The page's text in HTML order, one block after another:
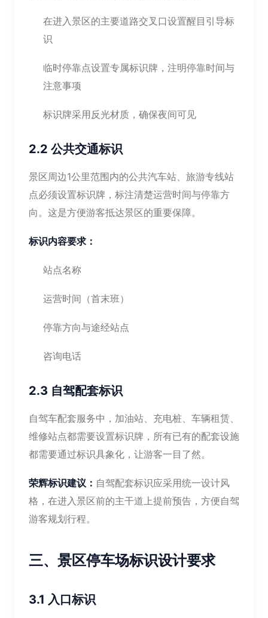
在进入景区的主要道路交叉口设置醒目引导标
识
临时停靠点设置专属标识牌，注明停靠时间与
注意事项
标识牌采用反光材质，确保夜间可见
2.2 公共交通标识
景区周边1公里范围内的公共汽车站、旅游专线站
点必须设置标识牌，标注清楚运营时间与停靠方
向。这是方便游客抵达景区的重要保障。
标识内容要求：
站点名称
运营时间（首末班）
停靠方向与途经站点
咨询电话
2.3 自驾配套标识
自驾车配套服务中，加油站、充电桩、车辆租赁、
维修站点都需要设置标识牌，所有已有的配套设施
都需要通过标识具象化，让游客一目了然。
荣辉标识建议： 自驾配套标识应采用统一设计风
格，在进入景区前的主干道上提前预告，方便自驾
游客规划行程。
三、景区停车场标识设计要求
3.1 入口标识